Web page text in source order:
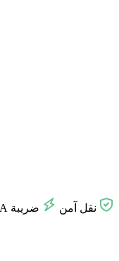
نقل آمن ضريبة EA مغطاة